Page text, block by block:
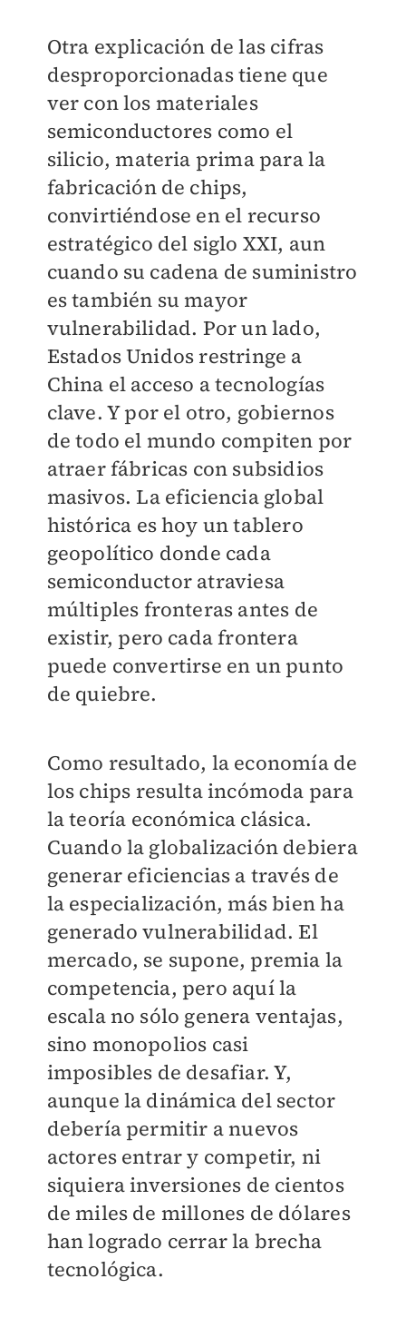
Otra explicación de las cifras
desproporcionadas tiene que
ver con los materiales
semiconductores como el
silicio, materia prima para la
fabricación de chips,
convirtiéndose en el recurso
estratégico del siglo XXI, aun
cuando su cadena de suministro
es también su mayor
vulnerabilidad. Por un lado,
Estados Unidos restringe a
China el acceso a tecnologías
clave. Y por el otro, gobiernos
de todo el mundo compiten por
atraer fábricas con subsidios
masivos. La eficiencia global
histórica es hoy un tablero
geopolítico donde cada
semiconductor atraviesa
múltiples fronteras antes de
existir, pero cada frontera
puede convertirse en un punto
de quiebre.
Como resultado, la economía de
los chips resulta incómoda para
la teoría económica clásica.
Cuando la globalización debiera
generar eficiencias a través de
la especialización, más bien ha
generado vulnerabilidad. El
mercado, se supone, premia la
competencia, pero aquí la
escala no sólo genera ventajas,
sino monopolios casi
imposibles de desafiar. Y,
aunque la dinámica del sector
debería permitir a nuevos
actores entrar y competir, ni
siquiera inversiones de cientos
de miles de millones de dólares
han logrado cerrar la brecha
tecnológica.